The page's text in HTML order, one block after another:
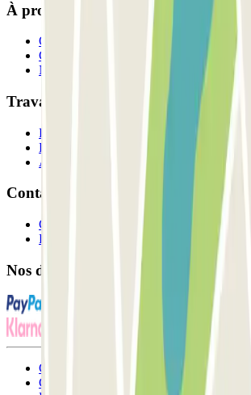
À propos de Parclick
Qui sommes-nous ?
Comment ça marche?
Nos parkings
Travaillons ensemble?
Professionnels
Fournisseur de parking
Affiliés
Contact
Contactez-nous
FAQ
Nos différents modes de paiement:
Conditions générales d'utilisation et contrat
Conditions d'annulation